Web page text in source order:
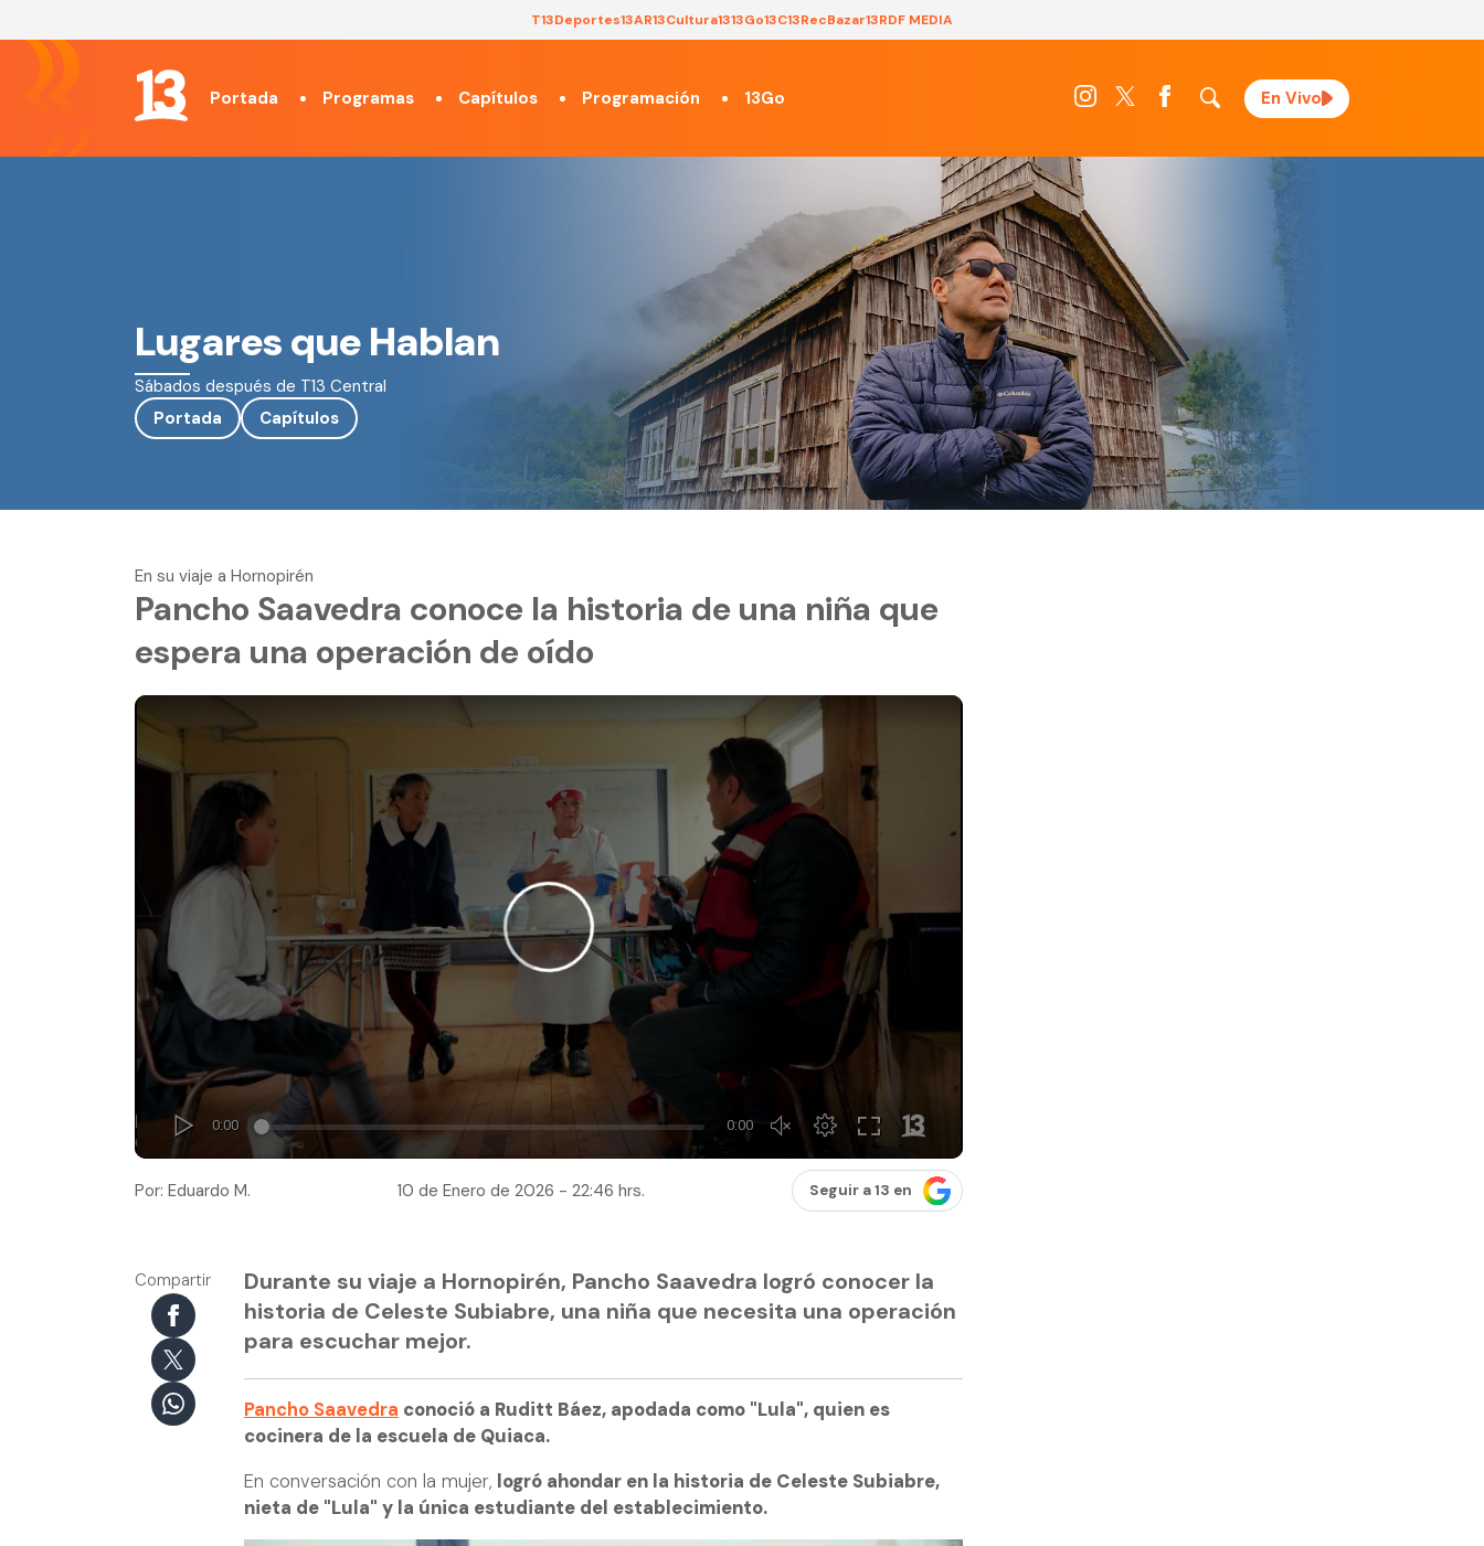
T13Deportes13AR13Cultura1313Go13C13RecBazar13RDF MEDIA
Portada Programas Capítulos Programación 13Go En Vivo
Lugares que Hablan
Sábados después de T13 Central
Portada
Capítulos
En su viaje a Hornopirén
Pancho Saavedra conoce la historia de una niña que
espera una operación de oído
Por: Eduardo M. 10 de Enero de 2026 - 22:46 hrs. Seguir a 13 en
Compartir
Durante su viaje a Hornopirén, Pancho Saavedra logró conocer la
historia de Celeste Subiabre, una niña que necesita una operación
para escuchar mejor.
Pancho Saavedra conoció a Ruditt Báez, apodada como "Lula", quien es
cocinera de la escuela de Quiaca.
En conversación con la mujer, logró ahondar en la historia de Celeste Subiabre,
nieta de "Lula" y la única estudiante del establecimiento.